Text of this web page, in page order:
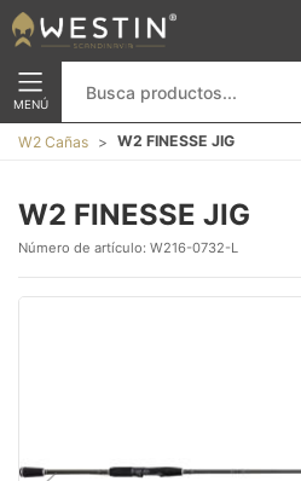
MENÚ
W2 Cañas W2 FINESSE JIG
W2 FINESSE JIG
Número de artículo: W216-0732-L